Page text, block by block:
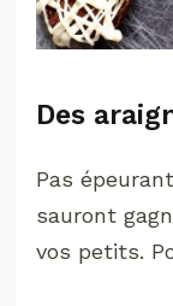
Des
Pas
sauront
vos petits.